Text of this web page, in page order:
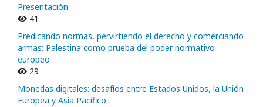
Presentación
41
Predicando normas, pervirtiendo el derecho y comerciando
armas: Palestina como prueba del poder normativo
europeo
29
Monedas digitales: desafíos entre Estados Unidos, la Unión
Europea y Asia Pacífico